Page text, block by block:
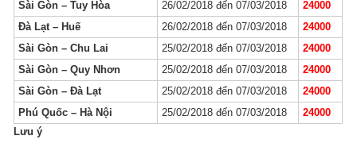
Sài Gòn – Tuy Hòa
26/02/2018 đến 07/03/2018
24000
Đà Lạt – Huế
26/02/2018 đến 07/03/2018
24000
Sài Gòn – Chu Lai
25/02/2018 đến 07/03/2018
24000
Sài Gòn – Quy Nhơn
25/02/2018 đến 07/03/2018
24000
Sài Gòn – Đà Lạt
25/02/2018 đến 07/03/2018
24000
Phú Quốc – Hà Nội
25/02/2018 đến 07/03/2018
24000
Lưu ý